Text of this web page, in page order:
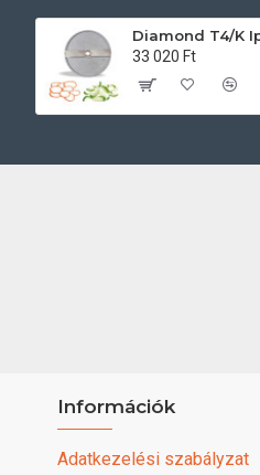
33 020 Ft
Információk
Adatkezelési szabályzat